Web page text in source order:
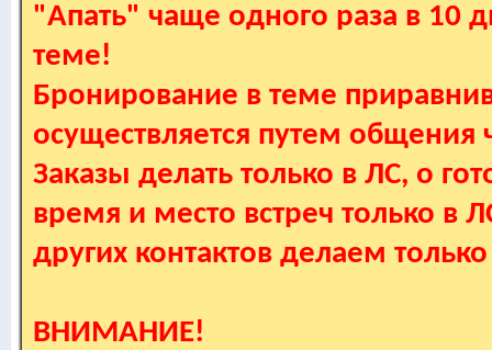
"Апать" чаще одного раза в 10
теме!
Бронирование в теме
осуществляется путем
Заказы делать только в ЛС, о
время и место встреч только в
других контактов делаем
ВНИМАНИЕ!